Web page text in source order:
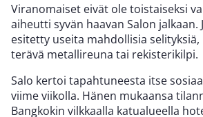
Viranomaiset eivät ole toistaiseksi
aiheutti syvän haavan Salon jalkaan.
esitetty useita mahdollisia
terävä metallireuna tai rekisterikilpi.
Salo kertoi tapahtuneesta itse
viime viikolla. Hänen mukaansa
Bangkokin vilkkaalla katualueella